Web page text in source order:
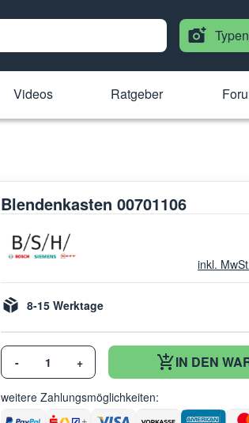
Videos Ratgeber
Blendenkasten 00701106
inkl.
8-15 Werktage
- + IN DEN
weitere Zahlungsmöglichkeiten: